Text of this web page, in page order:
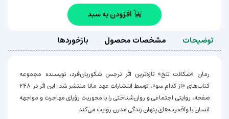
افزودن به سبد
توضیحات مشخصات محصول بازخوردها
رمان «شکلات تلخ» تازه‌ترین اثر نرجس شکوریان‌فرد، نویسنده مجموعه
کتاب‌های «از کدام سو»، توسط انتشارات عهد مانا منتشر شد. این اثر در ۲۴۸
صفحه، روایتی اجتماعی و روان‌شناختی را با محوریت رؤیای مهاجرت و مواجهه
انسان با واقعیت‌های پنهان زندگی مدرن روایت می‌کند.